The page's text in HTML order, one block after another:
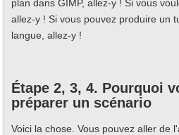
plan dans GIMP, allez-y ! Si vous
allez-y ! Si vous pouvez produire un
langue, allez-y !
Étape 2, 3, 4. Pourquoi
préparer un scénario
Voici la chose. Vous pouvez aller de